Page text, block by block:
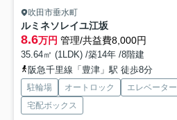
吹田市垂水町
ルミネソレイユ江坂
8.6万円 管理/共益費8,000円
35.64㎡ (1LDK) /築14年 /8階建
阪急千里線「豊津」駅 徒歩8分
駐輪場 オートロック エレベーター
宅配ボックス